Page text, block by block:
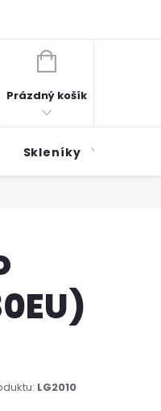
NÁKUPNÍ
Prázdný košík
Skleníky
LG2010